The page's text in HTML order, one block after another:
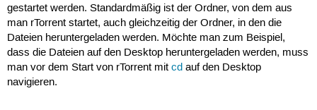
gestartet werden. Standardmäßig ist der Ordner, von dem aus
man rTorrent startet, auch gleichzeitig der Ordner, in den die
Dateien heruntergeladen werden. Möchte man zum Beispiel,
dass die Dateien auf den Desktop heruntergeladen werden, muss
man vor dem Start von rTorrent mit cdauf den Desktop
navigieren.